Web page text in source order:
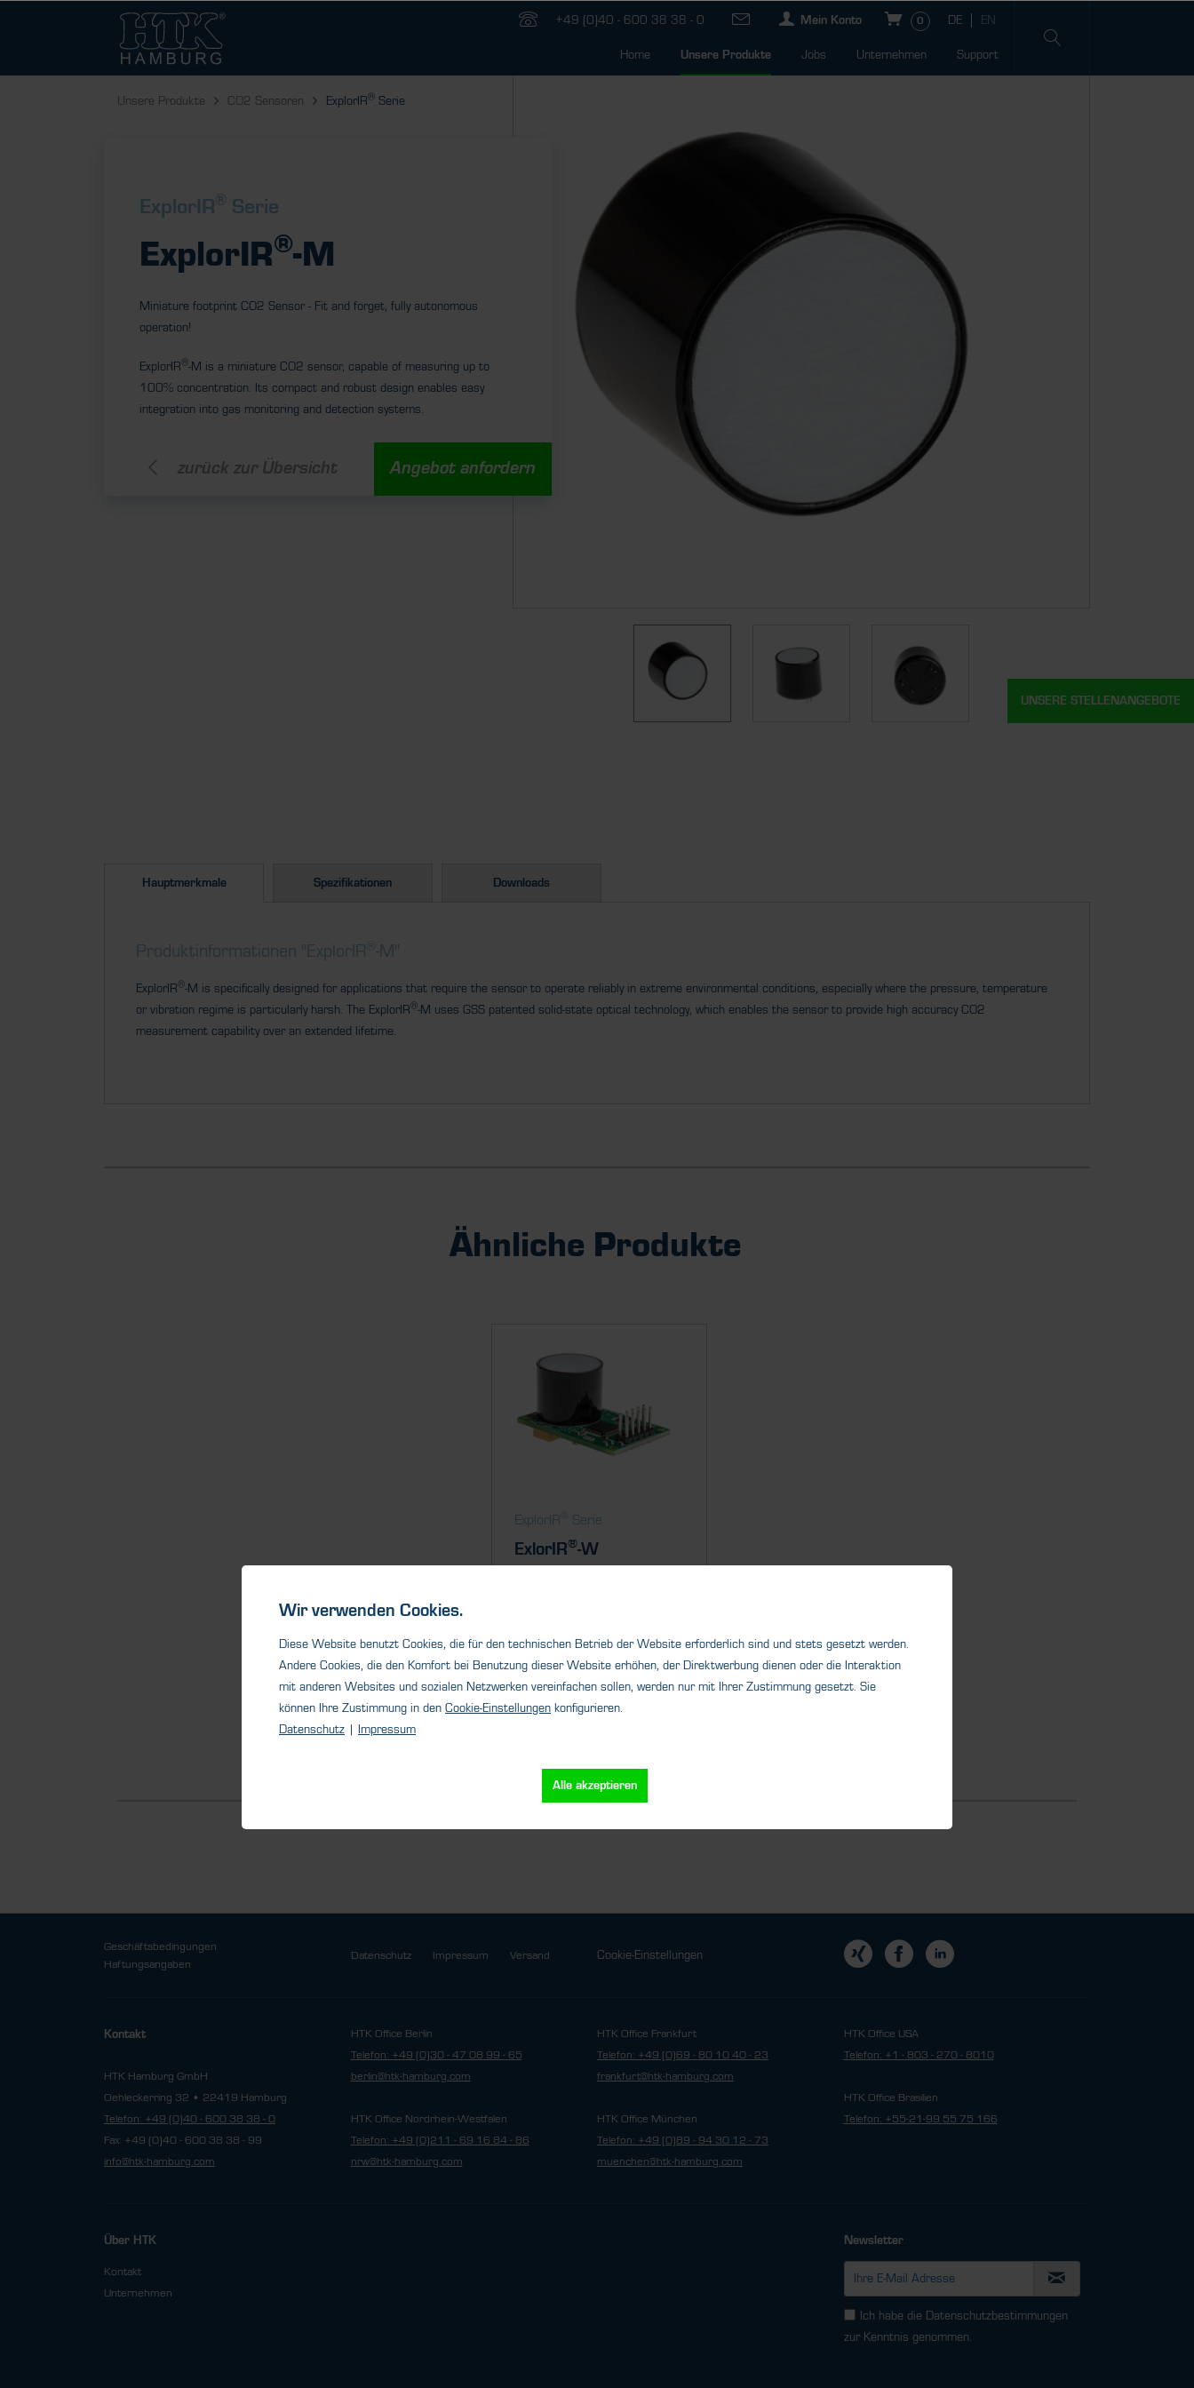
+49 (0)40 - 600 38 38 - 0 Mein Konto 0
Home Unsere Produkte Jobs Unternehmen Support
Unsere Produkte CO2 Sensoren ExplorIR® Serie
ExplorIR® Serie
ExplorIR®-M
Miniature footprint CO2 Sensor - Fit and forget, fully autonomous
operation!
ExplorIR®-M is a miniature CO2 sensor, capable of measuring up to
100% concentration. Its compact and robust design enables easy
integration into gas monitoring and detection systems.
zurück zur Übersicht Angebot anfordern
Hauptmerkmale Spezifikationen Downloads
Produktinformationen "ExplorIR ® -M"
ExplorIR®-M is specifically designed for applications that require the sensor to operate reliably in extreme environmental conditions, especially where the pressure, temperature
or vibration regime is particularly harsh. The ExplorIR®-M uses GSS patented solid-state optical technology, which enables the sensor to provide high accuracy CO2
measurement capability over an extended lifetime.
Ähnliche Produkte
ExplorIR Serie
ExlorIR®-W
Geschäftsbedingungen
Haftungsangaben
Datenschutz Impressum Versand Cookie-Einstellungen
Kontakt
HTK Hamburg GmbH
Oehleckerring 32 • 22419 Hamburg
Telefon: +49 (0)40 - 600 38 38 - 0
Fax: +49 (0)40 - 600 38 38 - 99
info@htk-hamburg.com
HTK Office Berlin
Telefon: +49 (0)30 - 47 08 99 - 65
berlin@htk-hamburg.com
HTK Office Nordrhein-Westfalen
Telefon: +49 (0)211 - 69 16 84 - 86
nrw@htk-hamburg.com
HTK Office Frankfurt
Telefon: +49 (0)69 - 80 10 40 - 23
frankfurt@htk-hamburg.com
HTK Office München
Telefon: +49 (0)89 - 94 30 12 - 73
muenchen@htk-hamburg.com
HTK Office USA
Telefon: +1 - 803 - 270 - 8010
HTK Office Brasilien
Telefon: +55-21-99 55 75 166
Über HTK
Kontakt
Unternehmen
Newsletter
Ich habe die Datenschutzbestimmungen
zur Kenntnis genommen.
UNSERE STELLENANGEBOTE
Wir verwenden Cookies.
Diese Website benutzt Cookies, die für den technischen Betrieb der Website erforderlich sind und stets gesetzt werden.
Andere Cookies, die den Komfort bei Benutzung dieser Website erhöhen, der Direktwerbung dienen oder die Interaktion
mit anderen Websites und sozialen Netzwerken vereinfachen sollen, werden nur mit Ihrer Zustimmung gesetzt. Sie
können Ihre Zustimmung in den Cookie-Einstellungen konfigurieren.
Datenschutz | Impressum
Alle akzeptieren